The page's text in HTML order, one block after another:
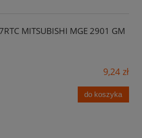
MITSUBISHI MGE 2901 GM
9,24 zł
do koszyka